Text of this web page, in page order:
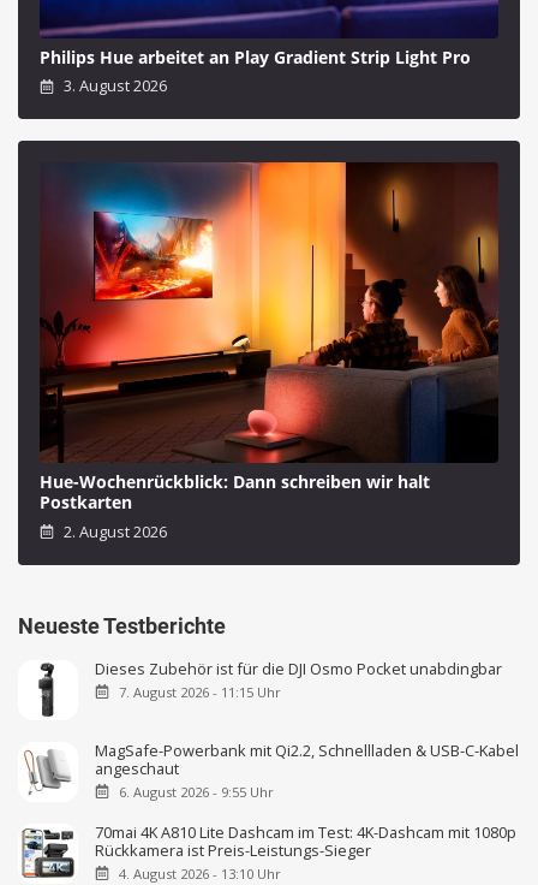
Philips Hue arbeitet an Play Gradient Strip Light Pro
3. August 2026
Hue-Wochenrückblick: Dann schreiben wir halt
Postkarten
2. August 2026
Neueste Testberichte
Dieses Zubehör ist für die DJI Osmo Pocket unabdingbar
7. August 2026 - 11:15 Uhr
MagSafe-Powerbank mit Qi2.2, Schnellladen & USB-C-Kabel
angeschaut
6. August 2026 - 9:55 Uhr
70mai 4K A810 Lite Dashcam im Test: 4K-Dashcam mit 1080p
Rückkamera ist Preis-Leistungs-Sieger
4. August 2026 - 13:10 Uhr